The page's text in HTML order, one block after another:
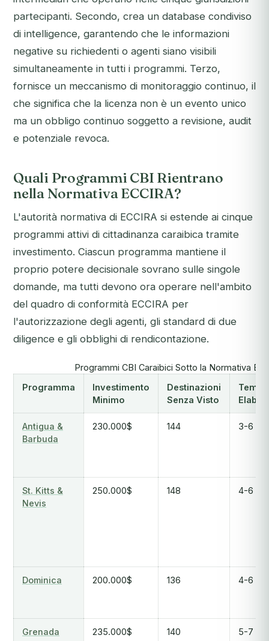
partecipanti. Secondo, crea un database condiviso
di intelligence, garantendo che le informazioni
negative su richiedenti o agenti siano visibili
simultaneamente in tutti i programmi. Terzo,
fornisce un meccanismo di monitoraggio continuo, il
che significa che la licenza non è un evento unico
ma un obbligo continuo soggetto a revisione, audit
e potenziale revoca.
Quali Programmi CBI Rientrano
nella Normativa ECCIRA?
L'autorità normativa di ECCIRA si estende ai cinque
programmi attivi di cittadinanza caraibica tramite
investimento. Ciascun programma mantiene il
proprio potere decisionale sovrano sulle singole
domande, ma tutti devono ora operare nell'ambito
del quadro di conformità ECCIRA per
l'autorizzazione degli agenti, gli standard di due
diligence e gli obblighi di rendicontazione.
Programmi CBI Caraibici Sotto la Normativa
Programma
Investimento
Minimo
Destinazioni
Senza Visto
Tempi
Antigua &
Barbuda
230.000$ 144 3-6
St. Kitts &
Nevis
250.000$ 148 4-6
Dominica 200.000$ 136 4-6
Grenada 235.000$ 140 5-7